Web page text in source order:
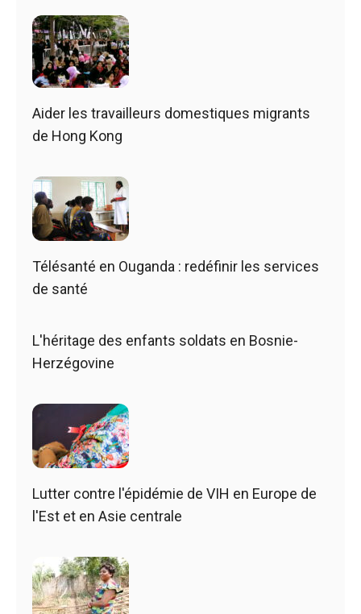
Aider les travailleurs domestiques migrants
de Hong Kong
Télésanté en Ouganda : redéfinir les services
de santé
L'héritage des enfants soldats en Bosnie-
Herzégovine
Lutter contre l'épidémie de VIH en Europe de
l'Est et en Asie centrale